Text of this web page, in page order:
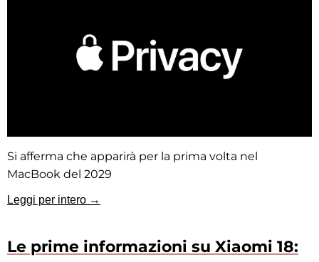
Si afferma che apparirà per la prima volta nel
MacBook del 2029
Leggi per intero →
Le prime informazioni su Xiaomi 18: